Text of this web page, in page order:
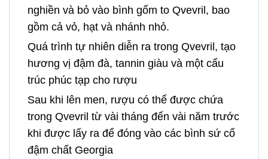
nghiền và bỏ vào bình gốm to Qvevril, bao
gồm cả vỏ, hạt và nhánh nhỏ.
Quá trình tự nhiên diễn ra trong Qvevril, tạo
hương vị đậm đà, tannin giàu và một cấu
trúc phúc tạp cho rượu
Sau khi lên men, rượu có thể được chứa
trong Qvevril từ vài tháng đến vài năm trước
khi được lấy ra để đóng vào các bình sứ cổ
đậm chất Georgia